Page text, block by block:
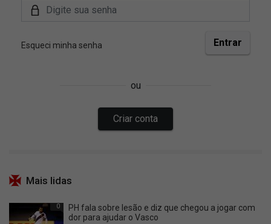
Mais lidas
0
PH fala sobre lesão e diz que chegou a jogar com
dor para ajudar o Vasco